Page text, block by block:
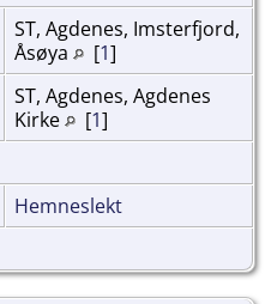
ST, Agdenes, Imsterfjord,
Åsøya
[1]
ST, Agdenes, Agdenes
Kirke
[1]
Hemneslekt